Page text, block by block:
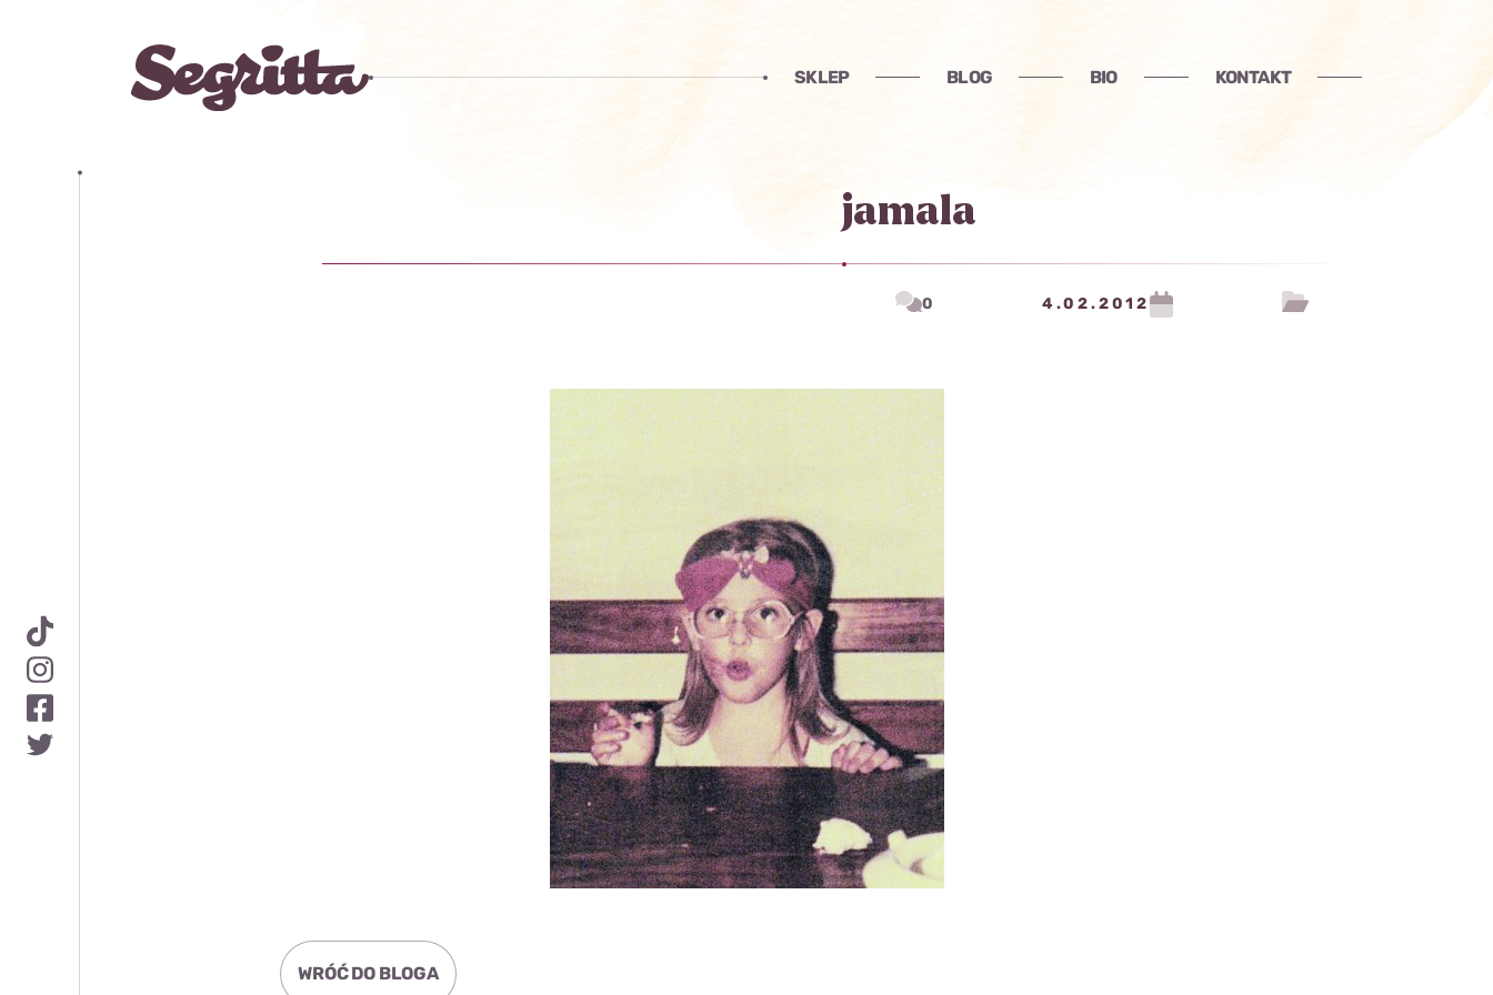
SKLEP BLOG BIO KONTAKT
jamala
0 4.02.2012
WRÓĆ DO BLOGA